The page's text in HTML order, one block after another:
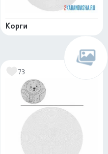
Корги
73